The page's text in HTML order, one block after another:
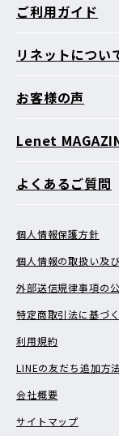
ご利用ガイド
リネットについ
お客様の声
Lenet
よくあるご質問
個人情報保護方針
個人情報の取扱い及
外部送信規律事項の
特定商取引法に基づ
利用規約
LINEの友だち追加方
会社概要
サイトマップ